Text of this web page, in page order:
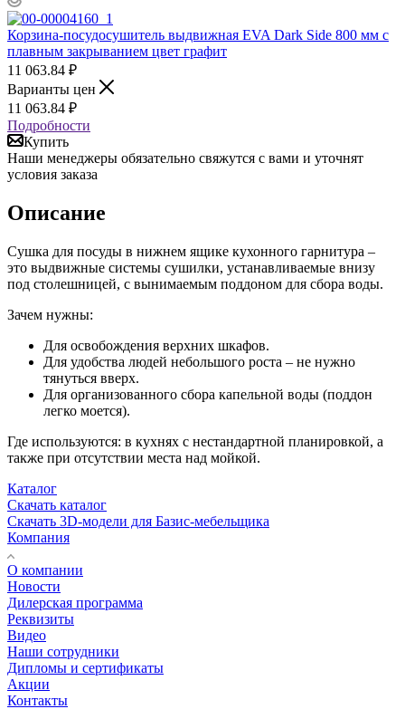
Корзина-посудосушитель выдвижная EVA Dark Side 800 мм с
плавным закрыванием цвет графит
11 063.84 ₽
Варианты цен
11 063.84 ₽
Подробности
Купить
Наши менеджеры обязательно свяжутся с вами и уточнят
условия заказа
Описание
Сушка для посуды в нижнем ящике кухонного гарнитура –
это выдвижные системы сушилки, устанавливаемые внизу
под столешницей, с вынимаемым поддоном для сбора воды.
Зачем нужны:
Для освобождения верхних шкафов.
Для удобства людей небольшого роста – не нужно
тянуться вверх.
Для организованного сбора капельной воды (поддон
легко моется).
Где используются: в кухнях с нестандартной планировкой, а
также при отсутствии места над мойкой.
Каталог
Скачать каталог
Скачать 3D-модели для Базис-мебельщика
Компания
О компании
Новости
Дилерская программа
Реквизиты
Видео
Наши сотрудники
Дипломы и сертификаты
Акции
Контакты